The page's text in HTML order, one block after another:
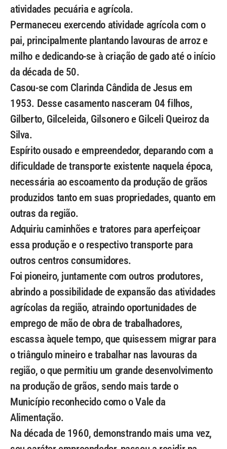
atividades pecuária e agrícola.
Permaneceu exercendo atividade agrícola com o
pai, principalmente plantando lavouras de arroz e
milho e dedicando-se à criação de gado até o início
da década de 50.
Casou-se com Clarinda Cândida de Jesus em
1953. Desse casamento nasceram 04 filhos,
Gilberto, Gilceleida, Gilsonero e Gilceli Queiroz da
Silva.
Espírito ousado e empreendedor, deparando com a
dificuldade de transporte existente naquela época,
necessária ao escoamento da produção de grãos
produzidos tanto em suas propriedades, quanto em
outras da região.
Adquiriu caminhões e tratores para aperfeiçoar
essa produção e o respectivo transporte para
outros centros consumidores.
Foi pioneiro, juntamente com outros produtores,
abrindo a possibilidade de expansão das atividades
agrícolas da região, atraindo oportunidades de
emprego de mão de obra de trabalhadores,
escassa àquele tempo, que quisessem migrar para
o triângulo mineiro e trabalhar nas lavouras da
região, o que permitiu um grande desenvolvimento
na produção de grãos, sendo mais tarde o
Município reconhecido como o Vale da
Alimentação.
Na década de 1960, demonstrando mais uma vez,